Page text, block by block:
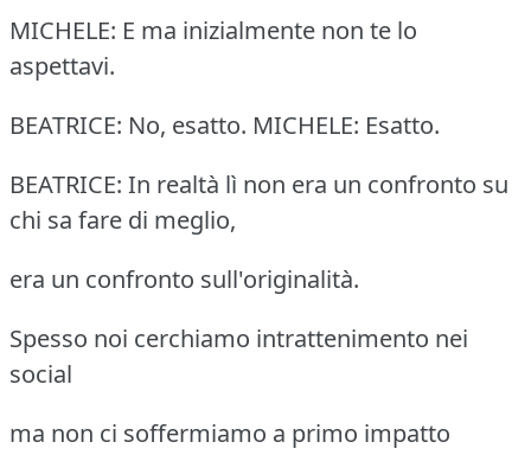
MICHELE: E ma inizialmente non te lo
aspettavi.
BEATRICE: No, esatto. MICHELE: Esatto.
BEATRICE: In realtà lì non era un confronto su
chi sa fare di meglio,
era un confronto sull'originalità.
Spesso noi cerchiamo intrattenimento nei
social
ma non ci soffermiamo a primo impatto